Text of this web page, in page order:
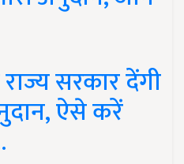
सरकार देंगी
ऐसे करें